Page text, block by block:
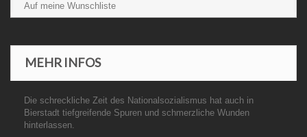
Auf meine Wunschliste
MEHR INFOS
Die schreckliche Zeit des Nationalsozialismus hat auch in
Bierstadt tiefgreifende Spuren und schmerzliche Wunden
hinterlassen.